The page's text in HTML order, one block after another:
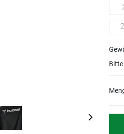
Bitte